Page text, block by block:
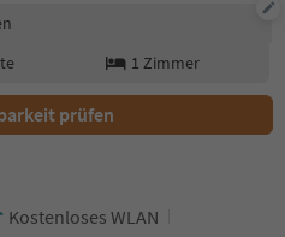
1 Zimmer
prüfen
Kostenloses WLAN